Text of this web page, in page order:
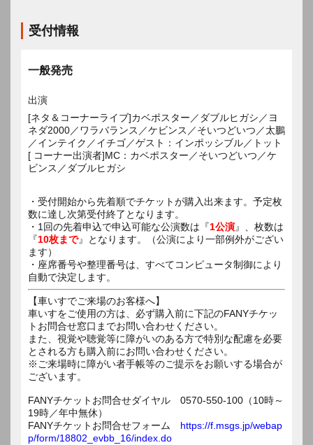
受付情報
一般発売
出演
[ネタ＆コーナーライブ]カベポスター／ダブルヒガシ／ヨ
ネダ2000／ワラバランス／ケビンス／そいつどいつ／太鵬
／インテイク／イチゴ／ゲスト：インポッシブル／トット
[ コーナー出演者]MC：カベポスター／そいつどいつ／ケ
ビンス／ダブルヒガシ
・受付開始から先着順でチケットが購入出来ます。予定枚
数に達し次第受付終了となります。
・1回の先着申込で申込可能な公演数は『1公演』、枚数は
『10枚まで』となります。（公演により一部例外がござい
ます）
・座席番号や整理番号は、すべてコンピュータ制御により
自動で決定します。
【車いすでご来場のお客様へ】
車いすをご使用の方は、必ず購入前に下記のFANYチケッ
トお問合せ窓口までお問い合わせください。
また、視覚や聴覚等に障がいのある方で特別な配慮を必要
とされる方も購入前にお問い合わせください。
※ご来場時に障がい者手帳等のご提示をお願いする場合が
ございます。
FANYチケットお問合せダイヤル 0570-550-100（10時～
19時／年中無休）
FANYチケットお問合せフォーム https://f.msgs.jp/webap
p/form/18802_evbb_16/index.do